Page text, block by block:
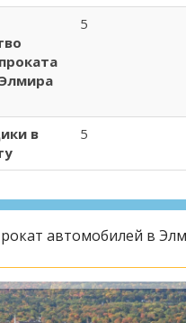
5
в
5
автомобилей в